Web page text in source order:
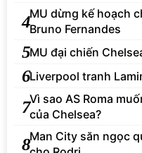
4MU dừng kế hoạch
Bruno Fernandes
5MU đại chiến
6Liverpool tranh
7Vì sao AS Roma
của Chelsea?
8Man City săn ngọc